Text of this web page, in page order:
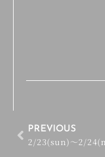
PREVIOUS